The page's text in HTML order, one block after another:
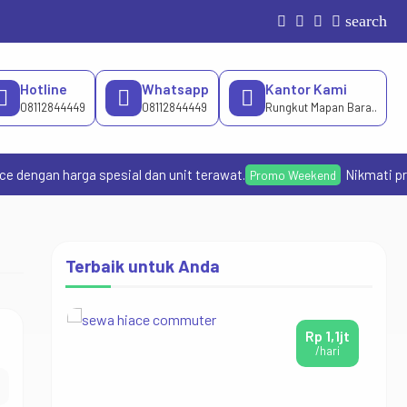
search
Hotline
08112844449
Whatsapp
08112844449
Kantor Kami
Rungkut Mapan Bara..
dengan harga spesial dan unit terawat. Promo Weekend Nikmati
Terbaik untuk Anda
Rp 1,1jt
/hari